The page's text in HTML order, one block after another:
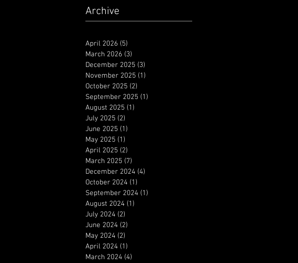
Archive
April 2026 (5)
March 2026 (3)
December 2025 (3)
November 2025 (1)
October 2025 (2)
September 2025 (1)
August 2025 (1)
July 2025 (2)
June 2025 (1)
May 2025 (1)
April 2025 (2)
March 2025 (7)
December 2024 (4)
October 2024 (1)
September 2024 (1)
August 2024 (1)
July 2024 (2)
June 2024 (2)
May 2024 (2)
April 2024 (1)
March 2024 (4)